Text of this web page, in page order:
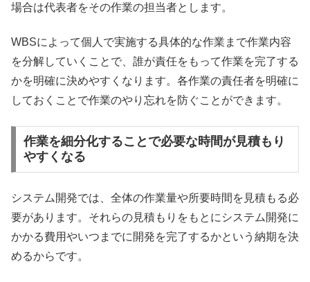
場合は代表者をその作業の担当者とします。
WBSによって個人で実施する具体的な作業まで作業内容
を分解していくことで、誰が責任をもって作業を完了する
かを明確に決めやすくなります。各作業の責任者を明確に
しておくことで作業のやり忘れを防ぐことができます。
作業を細分化することで必要な時間が見積もり
やすくなる
システム開発では、全体の作業量や所要時間を見積もる必
要があります。それらの見積もりをもとにシステム開発に
かかる費用やいつまでに開発を完了するかという納期を決
めるからです。